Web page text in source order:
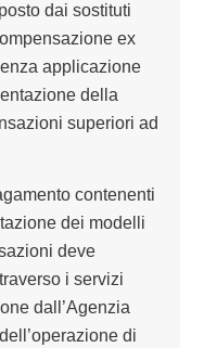
dai sostituti
ex
applicazione
della
superiori ad
contenenti
dei modelli
deve
i servizi
dall’Agenzia
di